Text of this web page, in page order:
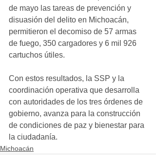
de mayo las tareas de prevención y
disuasión del delito en Michoacán,
permitieron el decomiso de 57 armas
de fuego, 350 cargadores y 6 mil 926
cartuchos útiles.
Con estos resultados, la SSP y la
coordinación operativa que desarrolla
con autoridades de los tres órdenes de
gobierno, avanza para la construcción
de condiciones de paz y bienestar para
la ciudadanía.
Michoacán